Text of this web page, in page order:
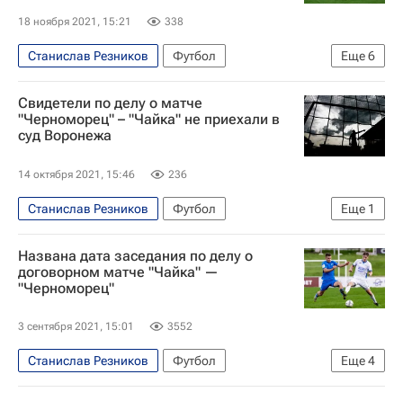
18 ноября 2021, 15:21 338
Еще6
Станислав Резников
Футбол
Происшествия
Вокруг спорта
Вторая лига (бывшая ПФЛ)
Хазрет Дышеков
Чайка (Песчанокопское)
Черноморец (Новороссийск)
Свидетели по делу о матче
"Черноморец" – "Чайка" не приехали в
суд Воронежа
14 октября 2021, 15:46 236
Еще 1
Станислав Резников
Футбол
Хазрет Дышеков
Названа дата заседания по делу о
договорном матче "Чайка" —
"Черноморец"
3 сентября 2021, 15:01 3552
Еще4
Станислав Резников
Футбол
Сборная России по футболу
Хазрет Дышеков